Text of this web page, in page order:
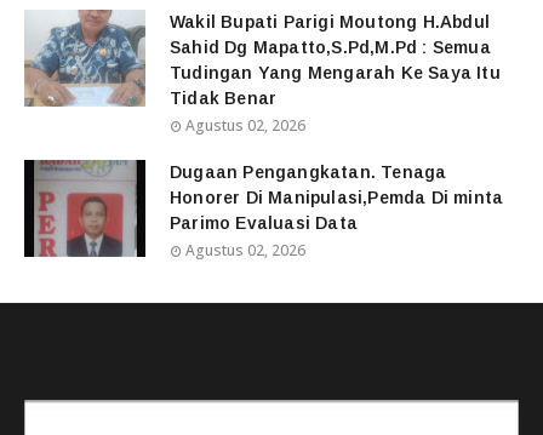
Wakil Bupati Parigi Moutong H.Abdul
Sahid Dg Mapatto,S.Pd,M.Pd : Semua
Tudingan Yang Mengarah Ke Saya Itu
Tidak Benar
Agustus 02, 2026
Dugaan Pengangkatan. Tenaga
Honorer Di Manipulasi,Pemda Di minta
Parimo Evaluasi Data
Agustus 02, 2026